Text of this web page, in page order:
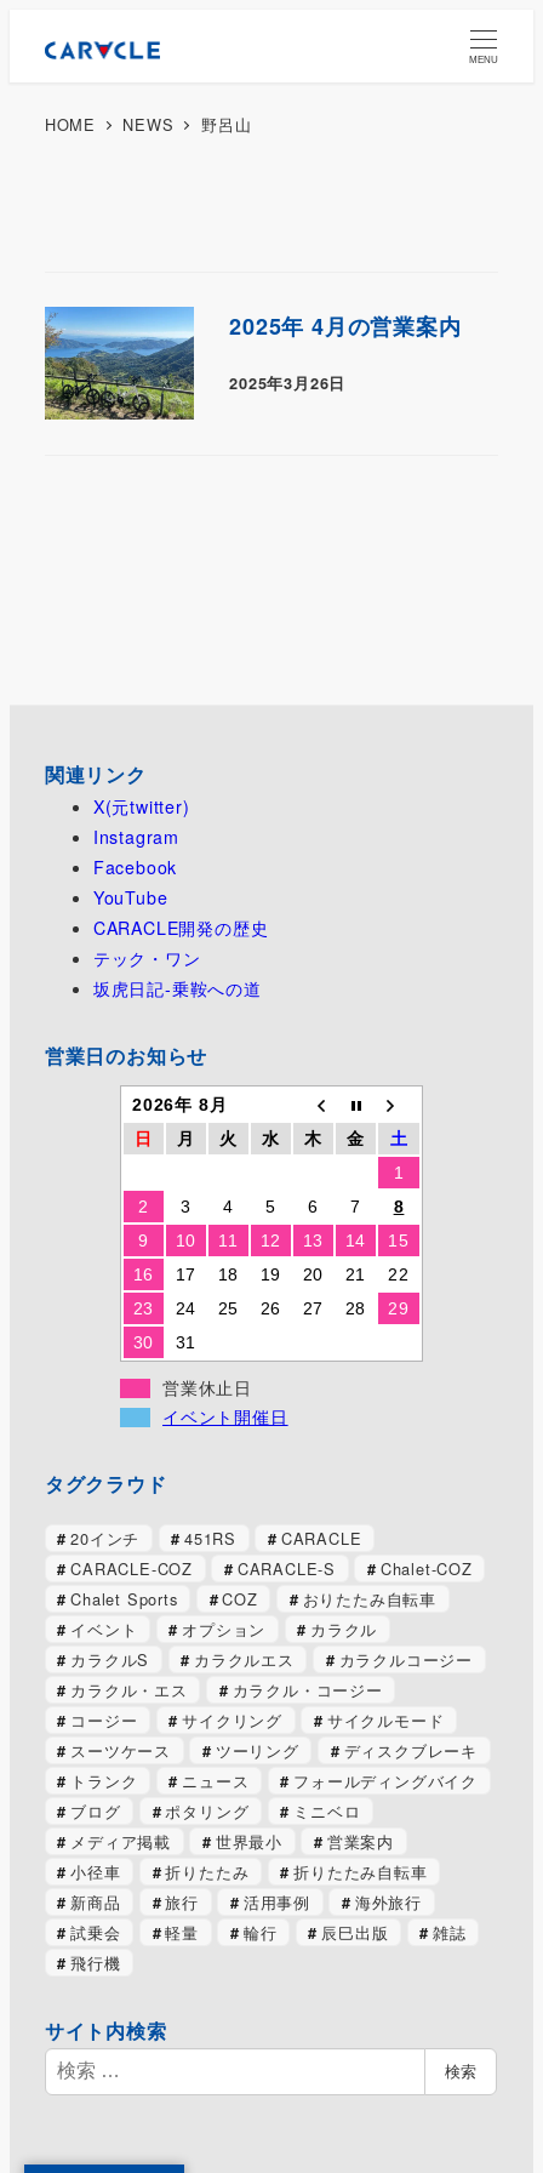
MENU
HOME NEWS 野呂山
2025年 4月の営業案内
2025年3月26日
関連リンク
X(元twitter)
Instagram
Facebook
YouTube
CARACLE開発の歴史
テック・ワン
坂虎日記-乗鞍への道
営業日のお知らせ
2026年 8月
日
月 火 水 木 金
土
1
2
3 4 5 6 7
8
9
10 11 12 13 14
15
16
17 18 19 20 21
22
23
24 25 26 27 28
29
30
31
営業休止日
イベント開催日
タグクラウド
20インチ 451RS
CARACLE
CARACLE-COZ
CARACLE-S
Chalet-COZ
Chalet Sports
COZ
おりたたみ自転車
イベント
オプション
カラクル
カラクルS
カラクルエス
カラクルコージー
カラクル・エス
カラクル・コージー
コージー
サイクリング
サイクルモード
スーツケース
ツーリング
ディスクブレーキ
トランク
ニュース
フォールディングバイク
ブログ
ポタリング
ミニベロ
メディア掲載
世界最小
営業案内
小径車
折りたたみ
折りたたみ自転車
新商品
旅行 活用事例
海外旅行
試乗会
軽量 輪行 辰巳出版
雑誌
飛行機
サイト内検索
検
索
検索